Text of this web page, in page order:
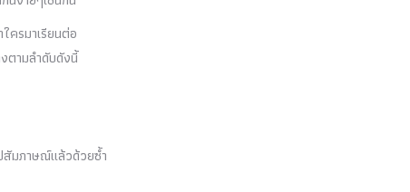
ครมาเรียนต่อ
ตามลำดับดังนี้
สัมภาษณ์แล้วด้วยซ้ำ